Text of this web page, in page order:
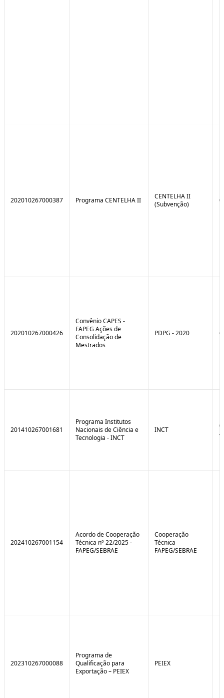
202010267000387 Programa CENTELHA II
CENTELHA II
(Subvenção)
202010267000426
Convênio CAPES -
FAPEG Ações de
Consolidação de
Mestrados
PDPG - 2020
201410267001681
Programa Institutos
Nacionais de Ciência e
Tecnologia - INCT
INCT
202410267001154
Acordo de Cooperação
Técnica nº 22/2025 -
FAPEG/SEBRAE
Cooperação
Técnica
FAPEG/SEBRAE
202310267000088
Programa de
Qualificação para
Exportação – PEIEX
PEIEX